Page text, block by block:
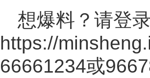
想爆料？请登
https://
66661234或